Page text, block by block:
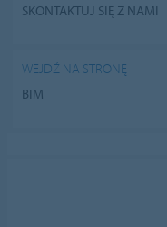
SKONTAKTUJ SIĘ Z NAMI
WEJDŹ NA STRONĘ
BIM